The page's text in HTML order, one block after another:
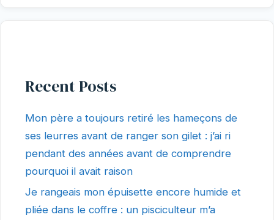
Recent Posts
Mon père a toujours retiré les hameçons de
ses leurres avant de ranger son gilet : j’ai ri
pendant des années avant de comprendre
pourquoi il avait raison
Je rangeais mon épuisette encore humide et
pliée dans le coffre : un pisciculteur m’a